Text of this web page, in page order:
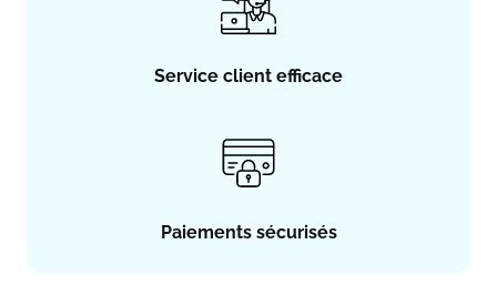
Service client efficace
Paiements sécurisés